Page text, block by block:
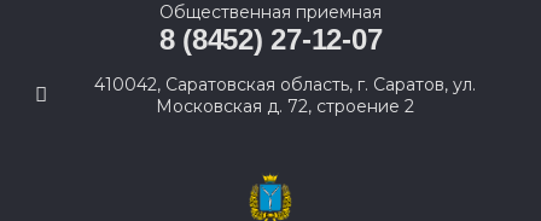
Общественная приемная
8 (8452) 27-12-07
410042, Саратовская область, г. Саратов, ул.
Московская д. 72, строение 2